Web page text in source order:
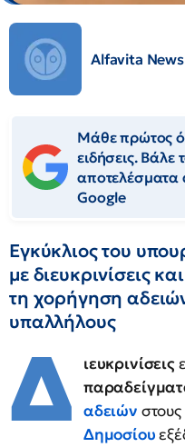
Alfavita
Μάθε πρώτος
ειδήσεις.
αποτελέσματα
Google
Εγκύκλιος του
με διευκρινίσεις
τη χορήγηση
υπαλλήλους
Δ ιευκρινίσεις
αδειών στους
Δημοσίου